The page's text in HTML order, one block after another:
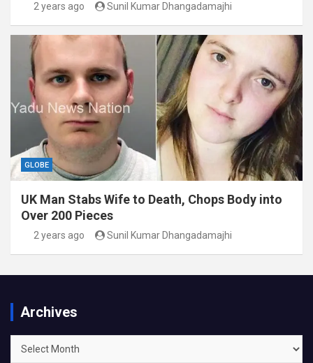
2 years ago Sunil Kumar Dhangadamajhi
GLOBE
UK Man Stabs Wife to Death, Chops Body into
Over 200 Pieces
2 years ago Sunil Kumar Dhangadamajhi
Archives
Archives